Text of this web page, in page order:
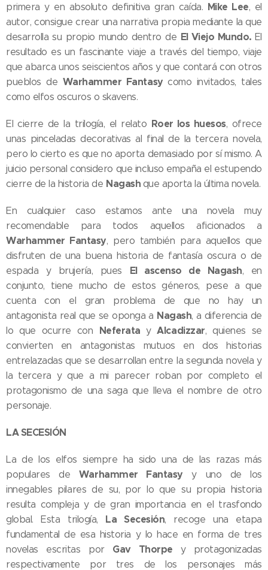
primera y en absoluto definitiva gran caída. Mike Lee, el
autor, consigue crear una narrativa propia mediante la que
desarrolla su propio mundo dentro de El Viejo Mundo. El
resultado es un fascinante viaje a través del tiempo, viaje
que abarca unos seiscientos años y que contará con otros
pueblos de Warhammer Fantasycomo invitados, tales
como elfos oscuros o skavens.
El cierre de la trilogía, el relato Roer los huesos, ofrece
unas pinceladas decorativas al final de la tercera novela,
pero lo cierto es que no aporta demasiado por sí mismo. A
juicio personal considero que incluso empaña el estupendo
cierre de la historia de Nagash que aporta la última novela.
En cualquier caso estamos ante una novela muy
recomendable para todos aquellos aficionados a
Warhammer Fantasy, pero también para aquellos que
disfruten de una buena historia de fantasía oscura o de
espada y brujería, pues El ascenso de Nagash, en
conjunto, tiene mucho de estos géneros, pese a que
cuenta con el gran problema de que no hay un
antagonista real que se oponga a Nagash, a diferencia de
lo que ocurre con Neferata yAlcadizzar, quienes se
convierten en antagonistas mutuos en dos historias
entrelazadas que se desarrollan entre la segunda novela y
la tercera y que a mi parecer roban por completo el
protagonismo de una saga que lleva el nombre de otro
personaje.
LA SECESIÓN
La de los elfos siempre ha sido una de las razas más
populares de Warhammer Fantasy y uno de los
innegables pilares de su, por lo que su propia historia
resulta compleja y de gran importancia en el trasfondo
global. Esta trilogía, La Secesión, recoge una etapa
fundamental de esa historia y lo hace en forma de tres
novelas escritas por Gav Thorpe y protagonizadas
respectivamente por tres de los personajes más